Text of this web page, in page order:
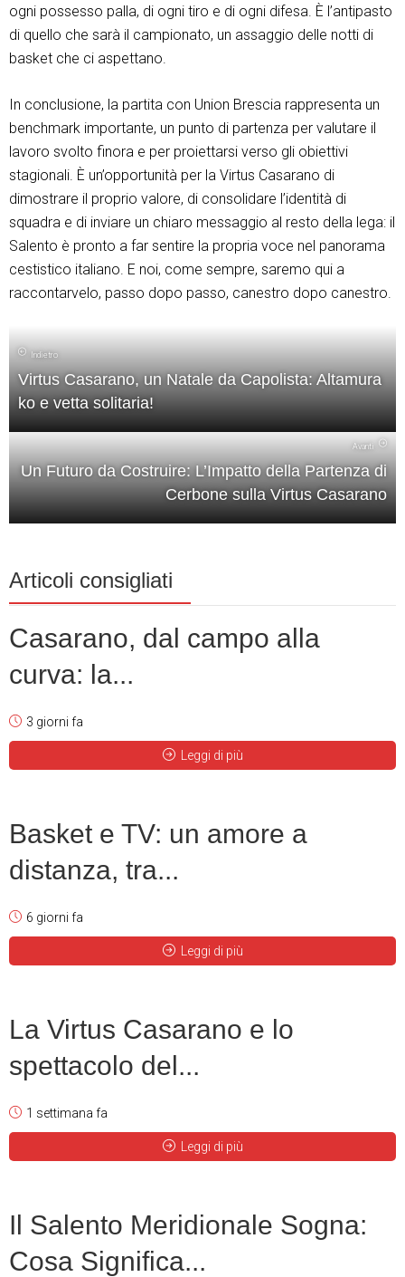
ogni possesso palla, di ogni tiro e di ogni difesa. È l’antipasto
di quello che sarà il campionato, un assaggio delle notti di
basket che ci aspettano.
In conclusione, la partita con Union Brescia rappresenta un
benchmark importante, un punto di partenza per valutare il
lavoro svolto finora e per proiettarsi verso gli obiettivi
stagionali. È un’opportunità per la Virtus Casarano di
dimostrare il proprio valore, di consolidare l’identità di
squadra e di inviare un chiaro messaggio al resto della lega: il
Salento è pronto a far sentire la propria voce nel panorama
cestistico italiano. E noi, come sempre, saremo qui a
raccontarvelo, passo dopo passo, canestro dopo canestro.
Indietro
Virtus Casarano, un Natale da Capolista: Altamura
ko e vetta solitaria!
Avanti
Un Futuro da Costruire: L’Impatto della Partenza di
Cerbone sulla Virtus Casarano
Articoli consigliati
Casarano, dal campo alla
curva: la...
3 giorni fa
Leggi di più
Basket e TV: un amore a
distanza, tra...
6 giorni fa
Leggi di più
La Virtus Casarano e lo
spettacolo del...
1 settimana fa
Leggi di più
Il Salento Meridionale Sogna:
Cosa Significa...